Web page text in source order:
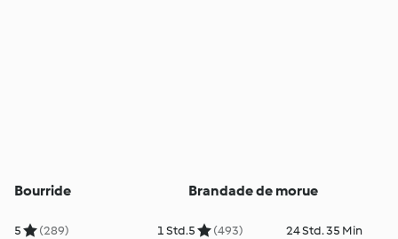
Bourride
5 (289) 1 Std.
Brandade de morue
5 (493) 24 Std. 35 Min